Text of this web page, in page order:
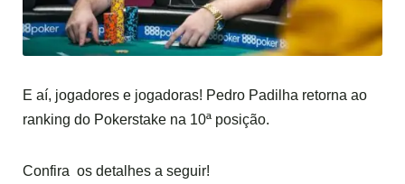
E aí, jogadores e jogadoras! Pedro Padilha retorna ao
ranking do Pokerstake na 10ª posição.
Confira os detalhes a seguir!